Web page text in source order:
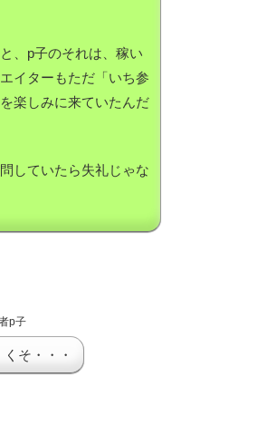
、p子のそれは、稼い
イターもただ「いち参
楽しみに来ていたんだ
していたら失礼じゃな
p子
くそ・・・